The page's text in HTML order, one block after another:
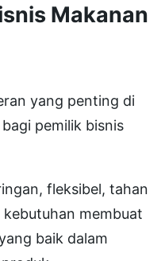
Makanan
yang penting di
pemilik bisnis
fleksibel, tahan
kebutuhan membuat
baik dalam